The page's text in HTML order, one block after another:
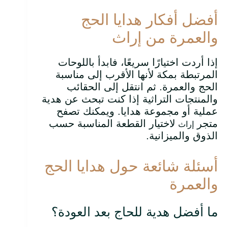
أفضل أفكار هدايا الحج
والعمرة من إراث
إذا أردت اختيارًا سريعًا، فابدأ باللوحات
المرتبطة بمكة لأنها الأقرب إلى مناسبة
الحج والعمرة. ثم انتقل إلى الحقائب
والمنتجات التراثية إذا كنت تبحث عن هدية
عملية أو مجموعة هدايا. ويمكنك تصفح
متجر
إراث لاختيار القطعة المناسبة حسب
الذوق والميزانية.
أسئلة شائعة حول هدايا الحج
والعمرة
ما أفضل هدية للحاج بعد العودة؟